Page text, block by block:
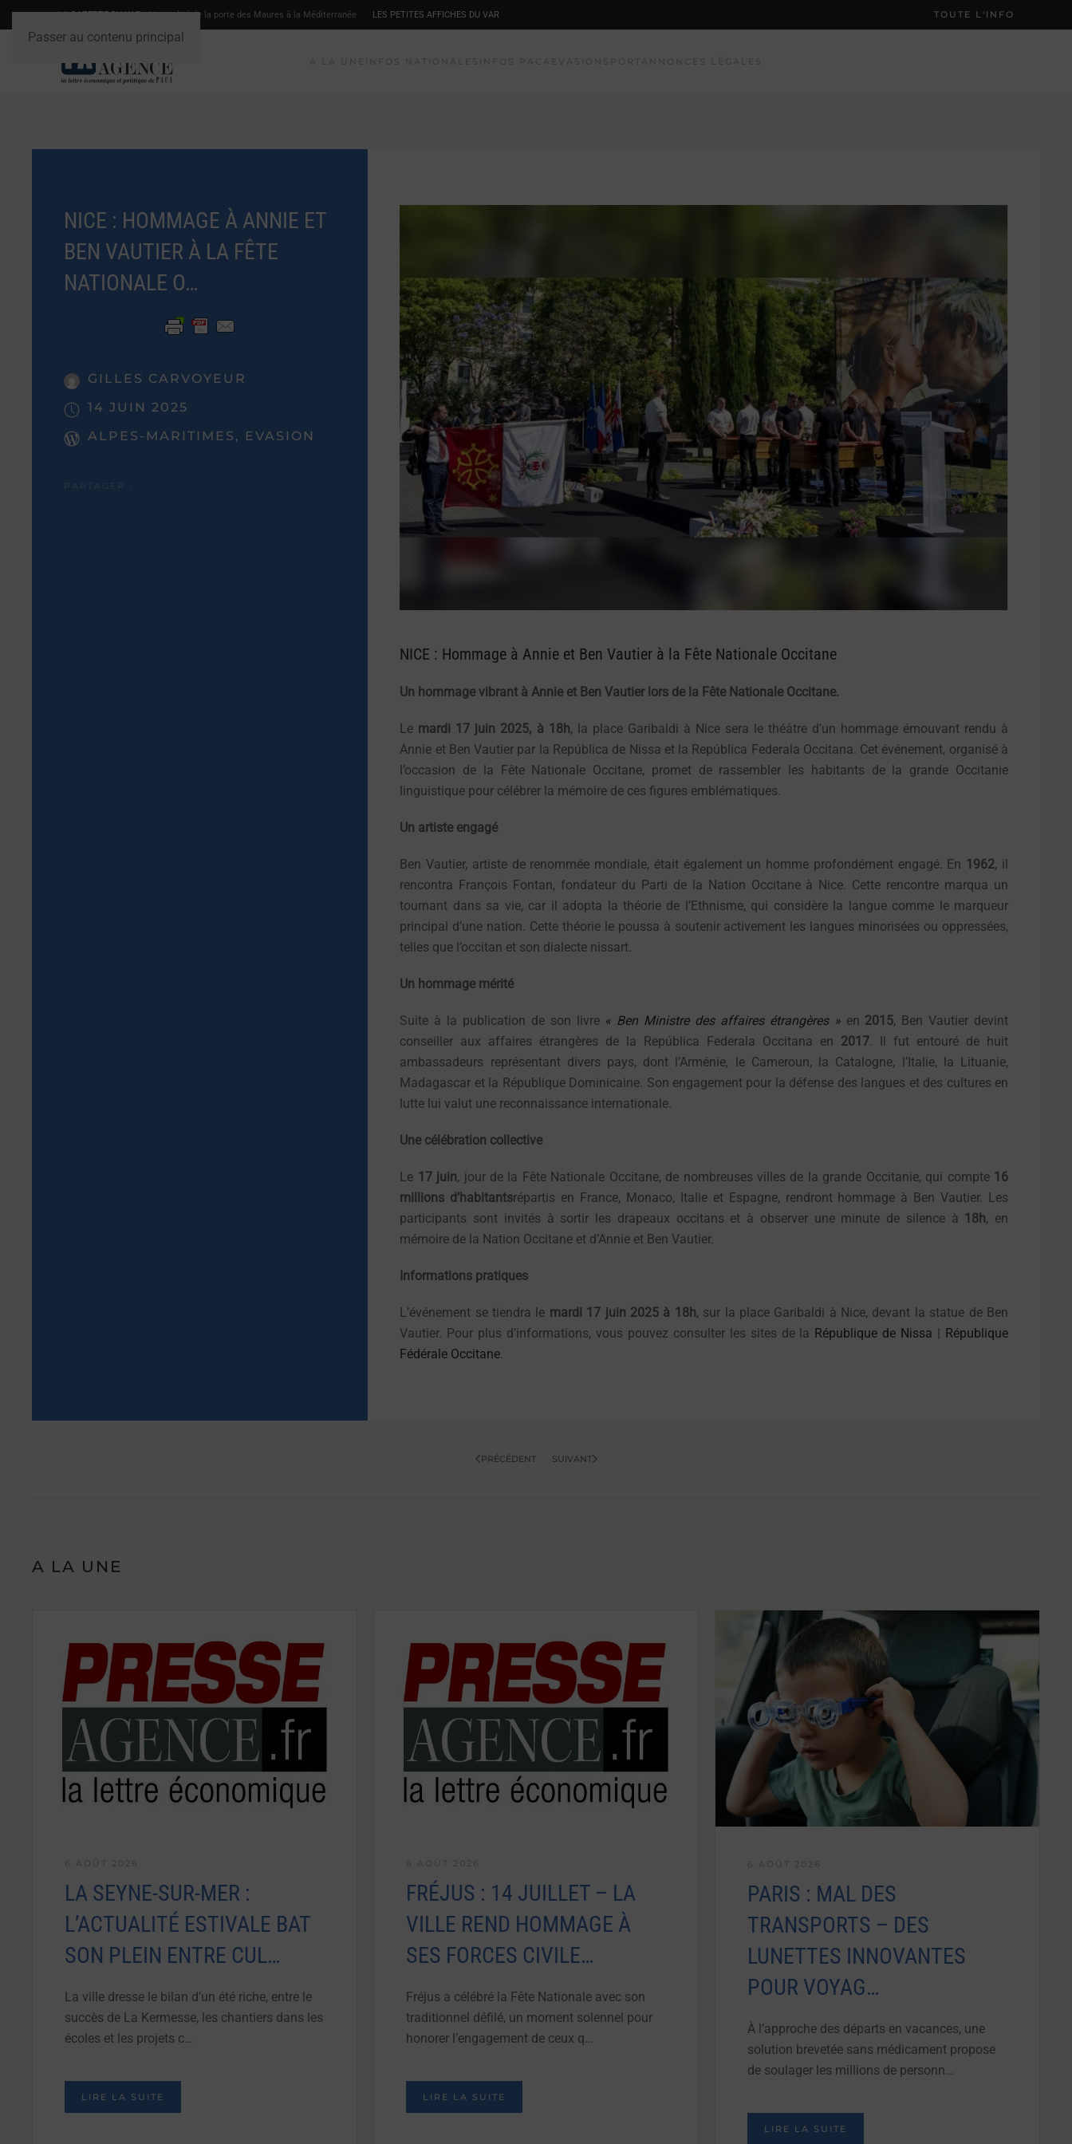
Passer au contenu principal
LA GAZETTE DU VAR- L'actualité de la porte des Maures à la Méditerranée LES PETITES AFFICHES DU VAR TOUTE L'INFO
NICE : HOMMAGE À ANNIE ET
BEN VAUTIER À LA FÊTE
NATIONALE O…
GILLES CARVOYEUR
14 JUIN 2025
ALPES-MARITIMES, EVASION
NICE : Hommage à Annie et Ben Vautier à la Fête Nationale Occitane
Un hommage vibrant à Annie et Ben Vautier lors de la Fête Nationale Occitane.
Le mardi 17 juin 2025, à 18h, la place Garibaldi à Nice sera le théâtre d’un hommage émouvant rendu à
Annie et Ben Vautier par la República de Nissa et la República Federala Occitana. Cet événement, organisé à
l’occasion de la Fête Nationale Occitane, promet de rassembler les habitants de la grande Occitanie
linguistique pour célébrer la mémoire de ces figures emblématiques.
Un artiste engagé
Ben Vautier, artiste de renommée mondiale, était également un homme profondément engagé. En 1962, il
rencontra François Fontan, fondateur du Parti de la Nation Occitane à Nice. Cette rencontre marqua un
tournant dans sa vie, car il adopta la théorie de l’Ethnisme, qui considère la langue comme le marqueur
principal d’une nation. Cette théorie le poussa à soutenir activement les langues minorisées ou oppressées,
telles que l’occitan et son dialecte nissart.
Un hommage mérité
Suite à la publication de son livre « Ben Ministre des affaires étrangères »en 2015, Ben Vautier devint
conseiller aux affaires étrangères de la República Federala Occitana en 2017. Il fut entouré de huit
ambassadeurs représentant divers pays, dont l’Arménie, le Cameroun, la Catalogne, l’Italie, la Lituanie,
Madagascar et la République Dominicaine. Son engagement pour la défense des langues et des cultures en
lutte lui valut une reconnaissance internationale.
Une célébration collective
Le 17 juin, jour de la Fête Nationale Occitane, de nombreuses villes de la grande Occitanie, qui compte 16
millions d’habitantsrépartis en France, Monaco, Italie et Espagne, rendront hommage à Ben Vautier. Les
participants sont invités à sortir les drapeaux occitans et à observer une minute de silence à 18h, en
mémoire de la Nation Occitane et d’Annie et Ben Vautier.
Informations pratiques
L’événement se tiendra le mardi 17 juin 2025 à 18h, sur la place Garibaldi à Nice, devant la statue de Ben
Vautier. Pour plus d’informations, vous pouvez consulter les sites de la République de Nissa | République
Fédérale Occitane.
PRÉCÉDENT SUIVANT
A LA UNE
LA SEYNE-SUR-MER :
L’ACTUALITÉ ESTIVALE BAT
SON PLEIN ENTRE CUL…
La ville dresse le bilan d’un été riche, entre le
succès de La Kermesse, les chantiers dans les
écoles et les projets c…
LIRE LA SUITE
FRÉJUS : 14 JUILLET – LA
VILLE REND HOMMAGE À
SES FORCES CIVILE…
Fréjus a célébré la Fête Nationale avec son
traditionnel défilé, un moment solennel pour
honorer l’engagement de ceux q…
LIRE LA SUITE
PARIS : MAL DES
TRANSPORTS – DES
LUNETTES INNOVANTES
POUR VOYAG…
À l’approche des départs en vacances, une
solution brevetée sans médicament propose
de soulager les millions de personn…
LIRE LA SUITE